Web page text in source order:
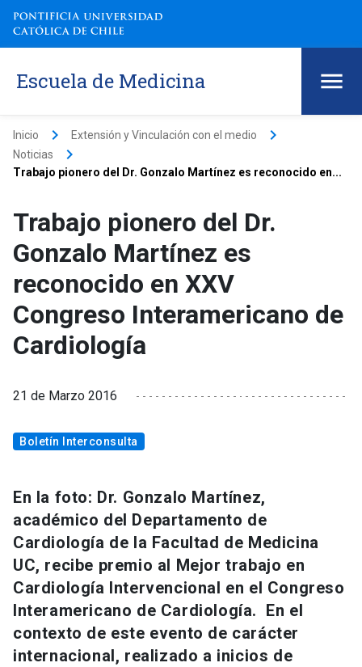
Escuela de Medicina
Inicio keyboard_arrow_right Extensión y Vinculación con el medio keyboard_arrow_right
Noticias keyboard_arrow_right
Trabajo pionero del Dr. Gonzalo Martínez es reconocido en...
Trabajo pionero del Dr.
Gonzalo Martínez es
reconocido en XXV
Congreso Interamericano de
Cardiología
21 de Marzo 2016
Boletín Interconsulta
En la foto: Dr. Gonzalo Martínez,
académico del Departamento de
Cardiología de la Facultad de Medicina
UC, recibe premio al Mejor trabajo en
Cardiología Intervencional en el Congreso
Interamericano de Cardiología. En el
contexto de este evento de carácter
internacional, realizado a inicios de